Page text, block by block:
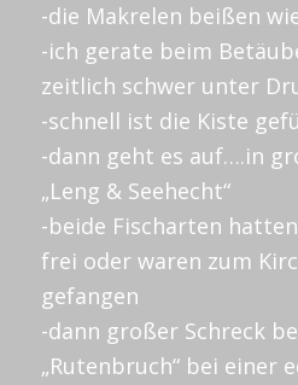
-die Makrelen beißen
-ich gerate beim
zeitlich schwer unter
-schnell ist die Kiste
-dann geht es auf….in
„Leng & Seehecht“
-beide Fischarten
frei oder waren zum
gefangen
-dann großer Schreck
„Rutenbruch“ bei einer